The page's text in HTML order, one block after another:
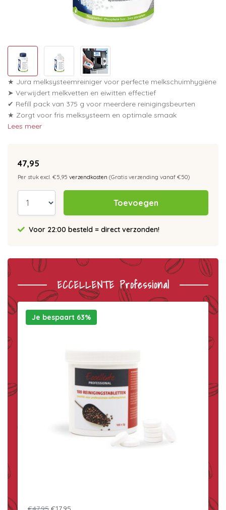
★ Jura melksysteemreiniger voor perfecte melkschuimhygiëne
➤ Verwijdert melkvetten en eiwitten effectief
✔ Refill pack van 375 g voor meerdere reinigingsbeurten
★ Zorgt voor fris melksysteem en optimale smaak
Lees meer
47,95
Per stuk excl. €5,95 verzendkosten (Gratis verzending vanaf €50)
Toevoegen
Voor 22:00 besteld = direct verzonden!
ECCELLENTE Professional
Je bespaart 63%